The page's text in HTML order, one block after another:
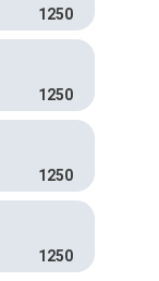
1250
1250
1250
1250